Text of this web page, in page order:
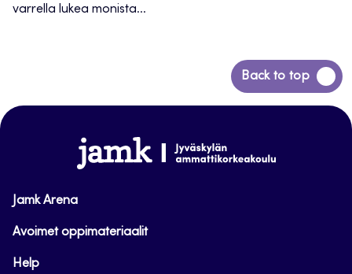
varrella lukea monista...
Back to top
Siirry
takaisin
www.jamk.fi
Jamk Arena
Avoimet oppimateriaalit
Help